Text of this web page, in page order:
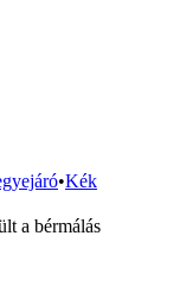
•Kék
a bérmálás